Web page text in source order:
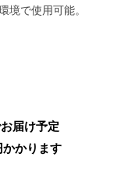
境で使用可能。
届け予定
かかります